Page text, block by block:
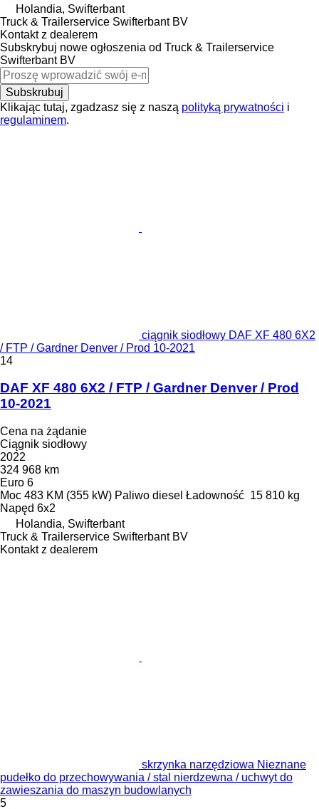
Holandia, Swifterbant
Truck & Trailerservice Swifterbant BV
Kontakt z dealerem
Subskrybuj nowe ogłoszenia od Truck & Trailerservice
Swifterbant BV
Subskrubuj
Klikając tutaj, zgadzasz się z naszą polityką prywatności i
regulaminem.
ciągnik siodłowy DAF XF 480 6X2
/ FTP / Gardner Denver / Prod 10-2021
14
DAF XF 480 6X2 / FTP / Gardner Denver / Prod
10-2021
Cena na żądanie
Ciągnik siodłowy
2022
324 968 km
Euro 6
Moc 483 KM (355 kW) Paliwo diesel Ładowność 15 810 kg
Napęd 6x2
Holandia, Swifterbant
Truck & Trailerservice Swifterbant BV
Kontakt z dealerem
skrzynka narzędziowa Nieznane
pudełko do przechowywania / stal nierdzewna / uchwyt do
zawieszania do maszyn budowlanych
5